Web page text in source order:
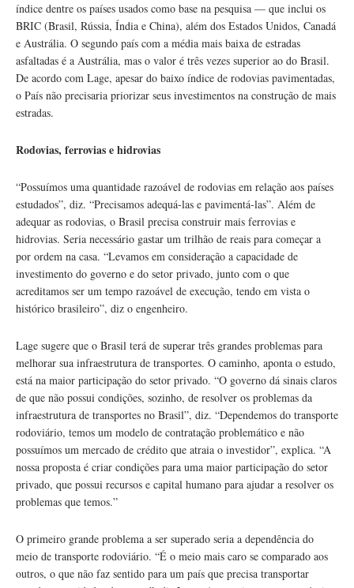
índice dentre os países usados como base na pesquisa — que inclui os
BRIC (Brasil, Rússia, Índia e China), além dos Estados Unidos, Canadá
e Austrália. O segundo país com a média mais baixa de estradas
asfaltadas é a Austrália, mas o valor é três vezes superior ao do Brasil.
De acordo com Lage, apesar do baixo índice de rodovias pavimentadas,
o País não precisaria priorizar seus investimentos na construção de mais
estradas.
Rodovias, ferrovias e hidrovias
“Possuímos uma quantidade razoável de rodovias em relação aos países
estudados”, diz. “Precisamos adequá-las e pavimentá-las”. Além de
adequar as rodovias, o Brasil precisa construir mais ferrovias e
hidrovias. Seria necessário gastar um trilhão de reais para começar a
por ordem na casa. “Levamos em consideração a capacidade de
investimento do governo e do setor privado, junto com o que
acreditamos ser um tempo razoável de execução, tendo em vista o
histórico brasileiro”, diz o engenheiro.
Lage sugere que o Brasil terá de superar três grandes problemas para
melhorar sua infraestrutura de transportes. O caminho, aponta o estudo,
está na maior participação do setor privado. “O governo dá sinais claros
de que não possui condições, sozinho, de resolver os problemas da
infraestrutura de transportes no Brasil”, diz. “Dependemos do transporte
rodoviário, temos um modelo de contratação problemático e não
possuímos um mercado de crédito que atraia o investidor”, explica. “A
nossa proposta é criar condições para uma maior participação do setor
privado, que possui recursos e capital humano para ajudar a resolver os
problemas que temos.”
O primeiro grande problema a ser superado seria a dependência do
meio de transporte rodoviário. “É o meio mais caro se comparado aos
outros, o que não faz sentido para um país que precisa transportar